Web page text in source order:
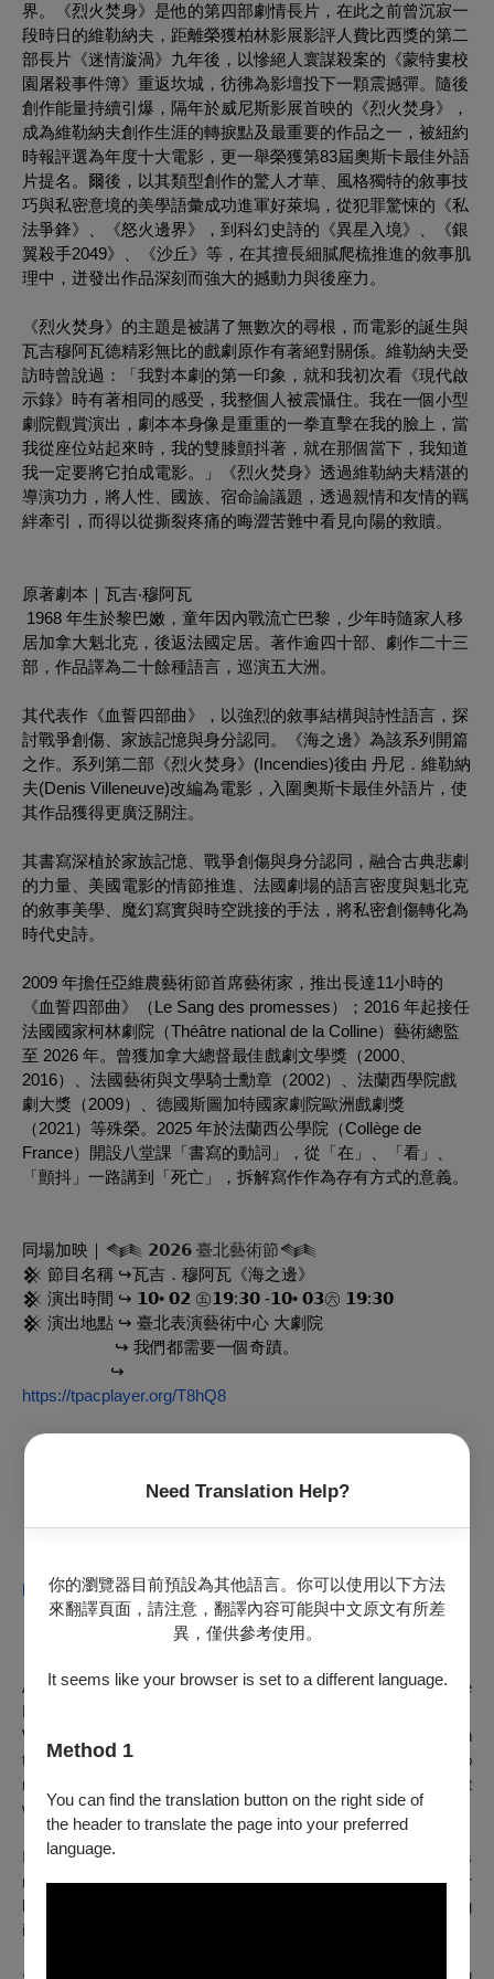
Need Translation Help?
你的瀏覽器目前預設為其他語言。你可以使用以下方法
來翻譯頁面，請注意，翻譯內容可能與中文原文有所差
異，僅供參考使用。
It seems like your browser is set to a different language.
Method 1
You can find the translation button on the right side of
the header to translate the page into your preferred
language.
界。《烈火焚身》是他的第四部劇情長片，在此之前曾沉寂一
段時日的維勒納夫，距離榮獲柏林影展影評人費比西獎的第二
部長片《迷情漩渦》九年後，以慘絕人寰謀殺案的《蒙特婁校
園屠殺事件簿》重返坎城，彷彿為影壇投下一顆震撼彈。隨後
創作能量持續引爆，隔年於威尼斯影展首映的《烈火焚身》，
成為維勒納夫創作生涯的轉捩點及最重要的作品之一，被紐約
時報評選為年度十大電影，更一舉榮獲第83屆奧斯卡最佳外語
片提名。爾後，以其類型創作的驚人才華、風格獨特的敘事技
巧與私密意境的美學語彙成功進軍好萊塢，從犯罪驚悚的《私
法爭鋒》、《怒火邊界》，到科幻史詩的《異星入境》、《銀
翼殺手2049》、《沙丘》等，在其擅長細膩爬梳推進的敘事肌
理中，迸發出作品深刻而強大的撼動力與後座力。
《烈火焚身》的主題是被講了無數次的尋根，而電影的誕生與
瓦吉穆阿瓦德精彩無比的戲劇原作有著絕對關係。維勒納夫受
訪時曾說過：「我對本劇的第一印象，就和我初次看《現代啟
示錄》時有著相同的感受，我整個人被震懾住。我在一個小型
劇院觀賞演出，劇本本身像是重重的一拳直擊在我的臉上，當
我從座位站起來時，我的雙膝顫抖著，就在那個當下，我知道
我一定要將它拍成電影。」《烈火焚身》透過維勒納夫精湛的
導演功力，將人性、國族、宿命論議題，透過親情和友情的羈
絆牽引，而得以從撕裂疼痛的晦澀苦難中看見向陽的救贖。
原著劇本｜瓦吉‧穆阿瓦
1968 年生於黎巴嫩，童年因內戰流亡巴黎，少年時隨家人移
居加拿大魁北克，後返法國定居。著作逾四十部、劇作二十三
部，作品譯為二十餘種語言，巡演五大洲。
其代表作《血誓四部曲》，以強烈的敘事結構與詩性語言，探
討戰爭創傷、家族記憶與身分認同。《海之邊》為該系列開篇
之作。系列第二部《烈火焚身》(Incendies)後由 丹尼．維勒納
夫(Denis Villeneuve)改編為電影，入圍奧斯卡最佳外語片，使
其作品獲得更廣泛關注。
其書寫深植於家族記憶、戰爭創傷與身分認同，融合古典悲劇
的力量、美國電影的情節推進、法國劇場的語言密度與魁北克
的敘事美學、魔幻寫實與時空跳接的手法，將私密創傷轉化為
時代史詩。
2009 年擔任亞維農藝術節首席藝術家，推出長達11小時的
《血誓四部曲》（Le Sang des promesses）；2016 年起接任
法國國家柯林劇院（Théâtre national de la Colline）藝術總監
至 2026 年。曾獲加拿大總督最佳戲劇文學獎（2000、
2016）、法國藝術與文學騎士勳章（2002）、法蘭西學院戲
劇大獎（2009）、德國斯圖加特國家劇院歐洲戲劇獎
（2021）等殊榮。2025 年於法蘭西公學院（Collège de
France）開設八堂課「書寫的動詞」，從「在」、「看」、
「顫抖」一路講到「死亡」，拆解寫作作為存有方式的意義。
同場加映｜ 𒈝 𝟮𝟬𝟮𝟲 臺北藝術節𒈝
𒆜 節目名稱 ↪瓦吉．穆阿瓦《海之邊》
𒆜 演出時間 ↪ 𝟭𝟬• 𝟬𝟮 ㊄𝟭𝟵:𝟯𝟬 -𝟭𝟬• 𝟬𝟯㊅ ​𝟭𝟵:𝟯𝟬
𒆜 演出地點 ↪ 臺北表演藝術中心 大劇院
↪ 我們都需要一個奇蹟。
↪
https://tpacplayer.org/T8hQ8
𒆜 演出時間 ↪ 𝟭𝟬• 𝟬𝟯 ㊅𝟭𝟰:𝟯𝟬 -𝟭𝟬• 𝟬𝟰㊐ ​𝟭𝟰:𝟯𝟬
https://tpacplayer.org/F38dg
ACADEMY AWARD NOMINEE for Best Foreign Language
Film!
When notary Lebel sits down with Jeanne and Simon Marwan
to read them their mother Nawal's will, the twins are stunned to
receive a pair of envelopes -- one for the father they thought
was dead and another for a brother they didn't know existed.
In this enigmatic inheritance, Jeanne sees the key to Nawal's
retreat into unexplained silence during the final weeks of her
life. She immediately decides to go to the Middle East to dig
into a family history of which she knows next to nothing.